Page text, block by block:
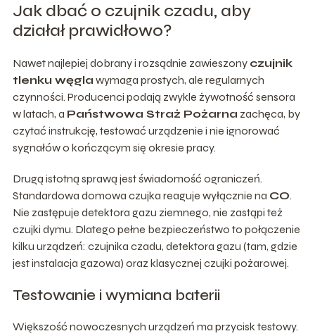
Jak dbać o czujnik czadu, aby
działał prawidłowo?
Nawet najlepiej dobrany i rozsądnie zawieszony czujnik
tlenku węgla wymaga prostych, ale regularnych
czynności. Producenci podają zwykle żywotność sensora
w latach, a Państwowa Straż Pożarna zachęca, by
czytać instrukcję, testować urządzenie i nie ignorować
sygnałów o kończącym się okresie pracy.
Drugą istotną sprawą jest świadomość ograniczeń.
Standardowa domowa czujka reaguje wyłącznie na CO.
Nie zastępuje detektora gazu ziemnego, nie zastąpi też
czujki dymu. Dlatego pełne bezpieczeństwo to połączenie
kilku urządzeń: czujnika czadu, detektora gazu (tam, gdzie
jest instalacja gazowa) oraz klasycznej czujki pożarowej.
Testowanie i wymiana baterii
Większość nowoczesnych urządzeń ma przycisk testowy.